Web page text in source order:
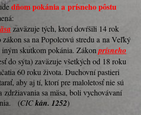
dňom pokánia a prísneho pôstu
zaväzuje tých, ktorí dovŕšili 14 rok
sa na Popolcovú stredu a na Veľký
skutkom pokánia. Zákon prísneho
do sýta) zaväzuje všetkých od 18 roku
60 roku života. Duchovní pastieri
aby aj tí, ktorí pre maloletosť nie sú
zdržiavania sa mäsa, boli vychovávaní
(CICkán. 1252)